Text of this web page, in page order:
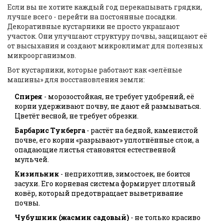
Если вы не хотите каждый год перекапывать грядки,
лучше всего - перейти на постоянные посадки.
Декоративные кустарники не просто украшают
участок. Они улучшают структуру почвы, защищают её
от высыхания и создают микроклимат для полезных
микроорганизмов.
Вот кустарники, которые работают как «зелёные
машины» для восстановления земли:
Спирея - морозостойкая, не требует удобрений, её
корни удерживают почву, не дают ей размываться.
Цветёт весной, не требует обрезки.
Барбарис Тунберга - растёт на бедной, каменистой
почве, его корни «разрывают» уплотнённые слои, а
опадающие листья становятся естественной
мульчей.
Кизильник - неприхотлив, зимостоек, не боится
засухи. Его корневая система формирует плотный
ковёр, который предотвращает выветривание
почвы.
Чубушник (жасмин садовый) - не только красиво